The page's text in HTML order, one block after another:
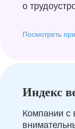
о
Посмотреть
Индекс
Компании с